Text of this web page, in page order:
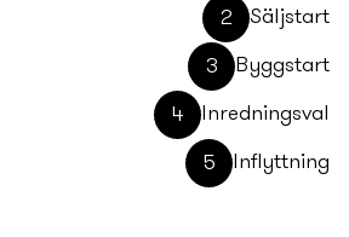
Säljstart
2
Byggstart
3
Inrednings­val
4
Inflyttning
5